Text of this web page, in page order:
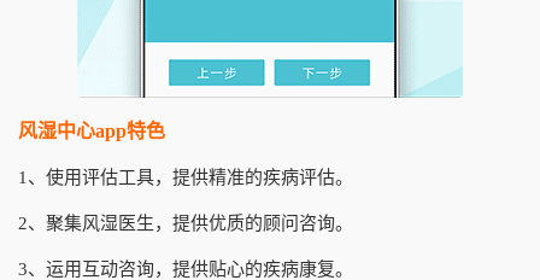
风湿中心app特色
1、使用评估工具，提供精准的疾病评估。
2、聚集风湿医生，提供优质的顾问咨询。
3、运用互动咨询，提供贴心的疾病康复。